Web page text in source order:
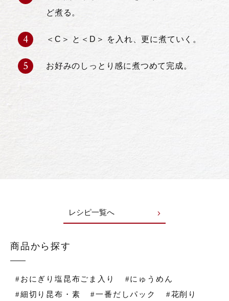
ど煮る。
＜C＞ と＜D＞ を入れ、更に煮ていく。
お好みのしっとり感に煮つめて完成。
レシピ一覧へ
商品から探す
#おにぎり塩昆布ごま入り
#にゅうめん
#細切り昆布・素
#一番だしパック
#花削り